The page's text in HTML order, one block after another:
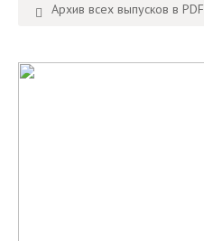
Архив всех выпусков в PDF